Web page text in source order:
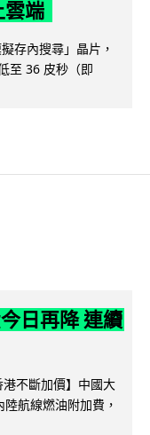
雲端
存內搜尋」晶片，
至 36 皮秒（即
日再降 連續
港不斷加價】中國大
航線燃油附加費，